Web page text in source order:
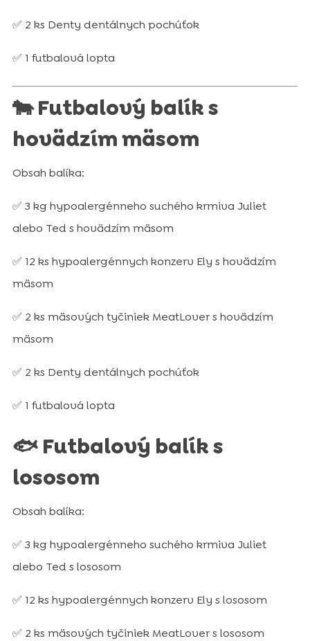
✅ 2 ks Denty dentálnych pochúťok
✅ 1 futbalová lopta
🐄 Futbalový balík s
hovädzím mäsom
Obsah balíka:
✅ 3 kg hypoalergénneho suchého krmiva Juliet
alebo Ted s hovädzím mäsom
✅ 12 ks hypoalergénnych konzerv Ely s hovädzím
mäsom
✅ 2 ks mäsových tyčiniek MeatLover s hovädzím
mäsom
✅ 2 ks Denty dentálnych pochúťok
✅ 1 futbalová lopta
🐟 Futbalový balík s
lososom
Obsah balíka:
✅ 3 kg hypoalergénneho suchého krmiva Juliet
alebo Ted s lososom
✅ 12 ks hypoalergénnych konzerv Ely s lososom
✅ 2 ks mäsových tyčiniek MeatLover s lososom